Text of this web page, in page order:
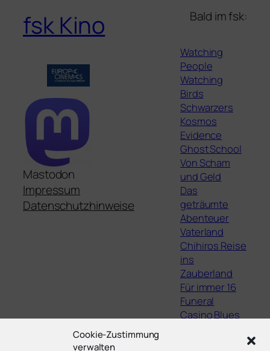
Cookie-Zustimmung
verwalten
fsk Kino
Mastodon
Impressum
Datenschutzhinweise
Bald im fsk:
Watching
People
Watching
Birds
Schwarzers
Kosmos
Evidence
Ghost School
Von Scham
und Geld
Das
geträumte
Abenteuer
Vaterland
Chihiros Reise
ins
Zauberland
Für immer 16
Funeral
Casino Blues